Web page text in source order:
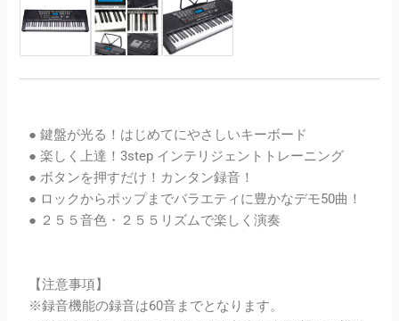
● 鍵盤が光る！はじめてにやさしいキーボード
● 楽しく上達！3step インテリジェントトレーニング
● ボタンを押すだけ！カンタン録音！
● ロックからポップまでバラエティに豊かなデモ50曲！
● ２５５音色・２５５リズムで楽しく演奏
【注意事項】
※録音機能の録音は60音までとなります。